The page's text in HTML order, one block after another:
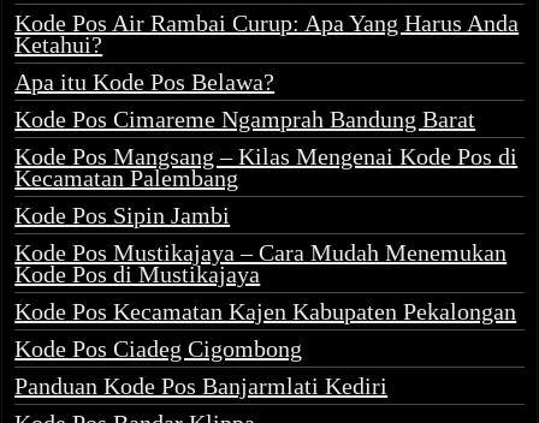
Kode Pos Air Rambai Curup: Apa Yang Harus Anda
Ketahui?
Apa itu Kode Pos Belawa?
Kode Pos Cimareme Ngamprah Bandung Barat
Kode Pos Mangsang – Kilas Mengenai Kode Pos di
Kecamatan Palembang
Kode Pos Sipin Jambi
Kode Pos Mustikajaya – Cara Mudah Menemukan
Kode Pos di Mustikajaya
Kode Pos Kecamatan Kajen Kabupaten Pekalongan
Kode Pos Ciadeg Cigombong
Panduan Kode Pos Banjarmlati Kediri